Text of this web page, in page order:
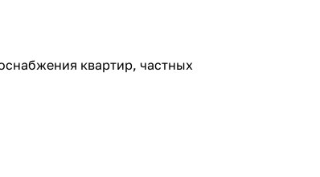
квартир, частных